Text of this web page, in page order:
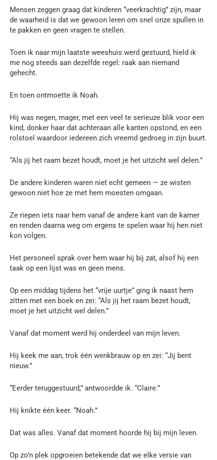
Mensen zeggen graag dat kinderen “veerkrachtig” zijn, maar
de waarheid is dat we gewoon leren om snel onze spullen in
te pakken en geen vragen te stellen.
Toen ik naar mijn laatste weeshuis werd gestuurd, hield ik
me nog steeds aan dezelfde regel: raak aan niemand
gehecht.
En toen ontmoette ik Noah.
Hij was negen, mager, met een veel te serieuze blik voor een
kind, donker haar dat achteraan alle kanten opstond, en een
rolstoel waardoor iedereen zich vreemd gedroeg in zijn buurt.
“Als jij het raam bezet houdt, moet je het uitzicht wel delen.”
De andere kinderen waren niet echt gemeen — ze wisten
gewoon niet hoe ze met hem moesten omgaan.
Ze riepen iets naar hem vanaf de andere kant van de kamer
en renden daarna weg om ergens te spelen waar hij hen niet
kon volgen.
Het personeel sprak over hem waar hij bij zat, alsof hij een
taak op een lijst was en geen mens.
Op een middag tijdens het “vrije uurtje” ging ik naast hem
zitten met een boek en zei: “Als jij het raam bezet houdt,
moet je het uitzicht wel delen.”
Vanaf dat moment werd hij onderdeel van mijn leven.
Hij keek me aan, trok één wenkbrauw op en zei: “Jij bent
nieuw.”
“Eerder teruggestuurd,” antwoordde ik. “Claire.”
Hij knikte één keer. “Noah.”
Dat was alles. Vanaf dat moment hoorde hij bij mijn leven.
Op zo’n plek opgroeien betekende dat we elke versie van